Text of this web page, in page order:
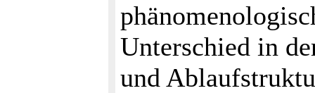
Unterschied in
und